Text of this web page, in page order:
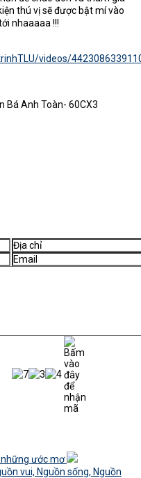
thú vị sẽ được bật mí vào
nhaaaaa !!!
videos/
60CX3
những ước mơ
vui, Nguồn sống, Nguồn